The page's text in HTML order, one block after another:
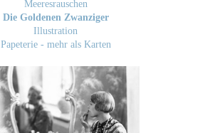
Meeresrauschen
Die Goldenen Zwanziger
Illustration
Papeterie - mehr als Karten